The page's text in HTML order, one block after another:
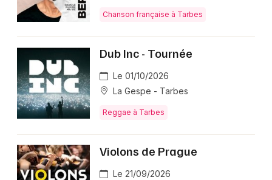
Chanson française à Tarbes
Dub Inc - Tournée
Le 01/10/2026
La Gespe - Tarbes
Reggae à Tarbes
Violons de Prague
Le 21/09/2026